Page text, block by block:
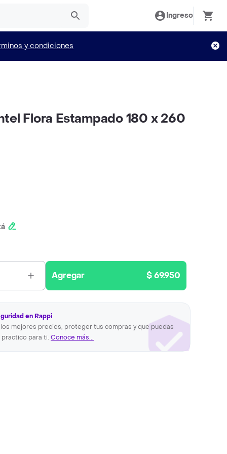
Ingreso
y condiciones
Flora Estampado 180 x 260
Agregar $ 69.950
en Rappi
mejores precios, proteger tus compras y que puedas
para ti. Conoce más...